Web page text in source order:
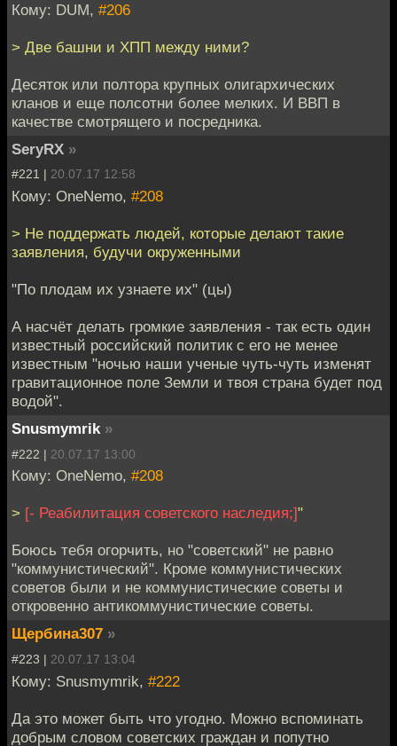
Кому: DUM, #206
> Две башни и ХПП между ними?
Десяток или полтора крупных олигархических
кланов и еще полсотни более мелких. И ВВП в
качестве смотрящего и посредника.
SeryRX »
#221 | 20.07.17 12:58
Кому: OneNemo, #208
> Не поддержать людей, которые делают такие
заявления, будучи окруженными
"По плодам их узнаете их" (цы)
А насчёт делать громкие заявления - так есть один
известный российский политик с его не менее
известным "ночью наши ученые чуть-чуть изменят
гравитационное поле Земли и твоя страна будет под
водой".
Snusmymrik »
#222 | 20.07.17 13:00
Кому: OneNemo, #208
> [- Реабилитация советского наследия;]"
Боюсь тебя огорчить, но "советский" не равно
"коммунистический". Кроме коммунистических
советов были и не коммунистические советы и
откровенно антикоммунистические советы.
Щербина307 »
#223 | 20.07.17 13:04
Кому: Snusmymrik, #222
Да это может быть что угодно. Можно вспоминать
добрым словом советских граждан и попутно